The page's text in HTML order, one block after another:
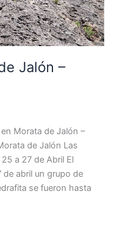
Jalón –
Morata de Jalón –
de Jalón Las
a 27 de Abril El
de abril un grupo de
se fueron hasta